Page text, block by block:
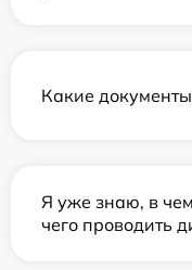
Какие
Я уже знаю, в
чего проводить